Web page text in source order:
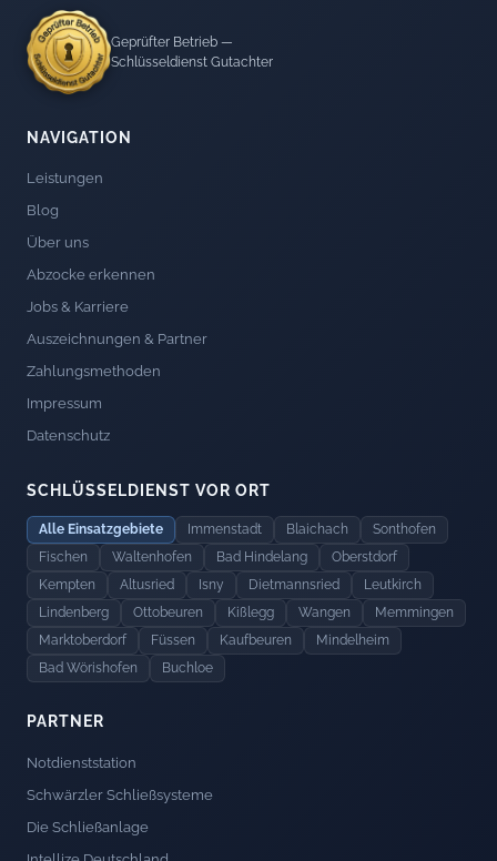
Geprüfter Betrieb —
Schlüsseldienst Gutachter
NAVIGATION
Leistungen
Blog
Über uns
Abzocke erkennen
Jobs & Karriere
Auszeichnungen & Partner
Zahlungsmethoden
Impressum
Datenschutz
SCHLÜSSELDIENST VOR ORT
Alle Einsatzgebiete Immenstadt Blaichach
Sonthofen
Fischen
Waltenhofen Bad Hindelang
Oberstdorf
Kempten
Altusried Isny Dietmannsried
Leutkirch
Lindenberg
Ottobeuren Kißlegg Wangen
Memmingen
Marktoberdorf
Füssen Kaufbeuren
Mindelheim
Bad Wörishofen
Buchloe
PARTNER
Notdienststation
Schwärzler Schließsysteme
Die Schließanlage